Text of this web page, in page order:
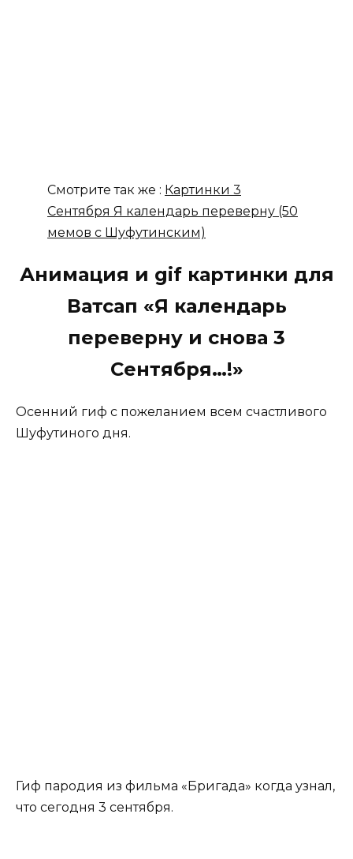
Смотрите так же : Картинки 3
Сентября Я календарь переверну (50
мемов с Шуфутинским)
Анимация и gif картинки для
Ватсап «Я календарь
переверну и снова 3
Сентября…!»
Осенний гиф с пожеланием всем счастливого
Шуфутиного дня.
Гиф пародия из фильма «Бригада» когда узнал,
что сегодня 3 сентября.